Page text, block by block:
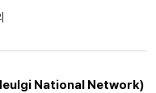
National Network)